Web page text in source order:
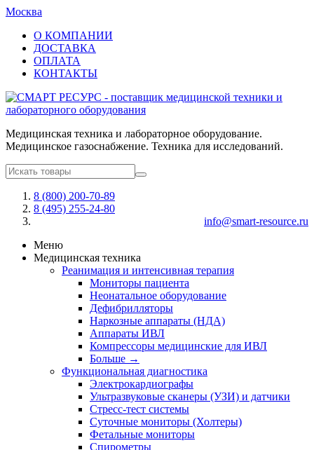
Москва
О КОМПАНИИ
ДОСТАВКА
ОПЛАТА
КОНТАКТЫ
Медицинская техника и лабораторное оборудование.
Медицинское газоснабжение. Техника для исследований.
8 (800) 200-70-89
8 (495) 255-24-80
info@smart-resource.ru
Меню
Медицинская техника
Реанимация и интенсивная терапия
Мониторы пациента
Неонатальное оборудование
Дефибрилляторы
Наркозные аппараты (НДА)
Аппараты ИВЛ
Компрессоры медицинские для ИВЛ
Больше →
Функциональная диагностика
Электрокардиографы
Ультразвуковые сканеры (УЗИ) и датчики
Стресс-тест системы
Суточные мониторы (Холтеры)
Фетальные мониторы
Спирометры